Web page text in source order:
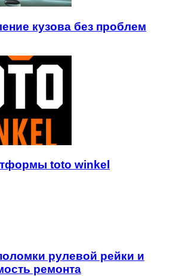
кузова без проблем
toto winkel
рулевой рейки и
ремонта